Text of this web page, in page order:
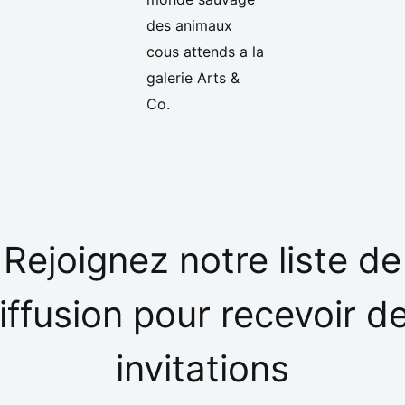
Rejoignez notre liste de
pour recevoir
invitations